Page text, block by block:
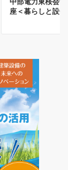
座＜暮らしと設